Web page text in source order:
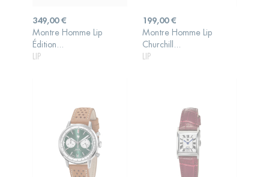
Prix
349,00 €
Montre Homme Lip
Édition...
LIP
AJOUTER AU
Prix
199,00 €
Montre Homme Lip
Churchill...
LIP
AJOUTER AU
PANIER